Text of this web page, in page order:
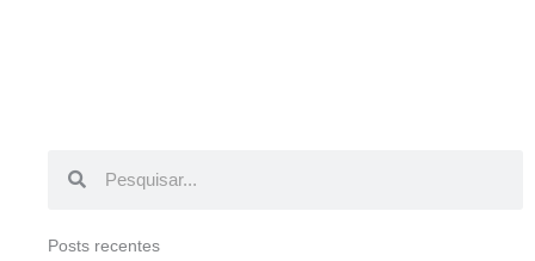
Posts recentes